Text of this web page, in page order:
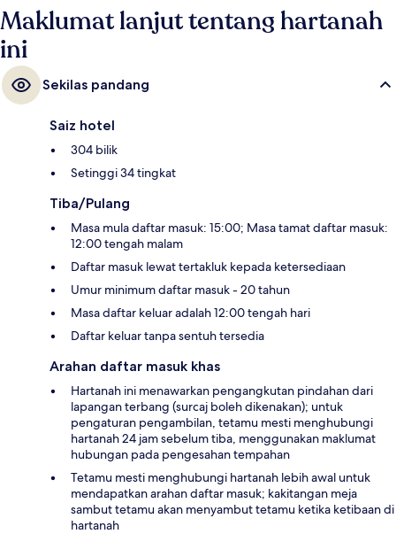
tepi kolam. Kakitangan yang suka membantu dan keadaan keseluruhan
hartanah mendapat pujian daripada pengembara lain.
Maklumat lanjut tentang hartanah
ini
Sekilas pandang
Saiz hotel
304 bilik
Setinggi 34 tingkat
Tiba/Pulang
Masa mula daftar masuk: 15:00; Masa tamat daftar masuk:
12:00 tengah malam
Daftar masuk lewat tertakluk kepada ketersediaan
Umur minimum daftar masuk - 20 tahun
Masa daftar keluar adalah 12:00 tengah hari
Daftar keluar tanpa sentuh tersedia
Arahan daftar masuk khas
Hartanah ini menawarkan pengangkutan pindahan dari
lapangan terbang (surcaj boleh dikenakan); untuk
pengaturan pengambilan, tetamu mesti menghubungi
hartanah 24 jam sebelum tiba, menggunakan maklumat
hubungan pada pengesahan tempahan
Tetamu mesti menghubungi hartanah lebih awal untuk
mendapatkan arahan daftar masuk; kakitangan meja
sambut tetamu akan menyambut tetamu ketika ketibaan di
hartanah